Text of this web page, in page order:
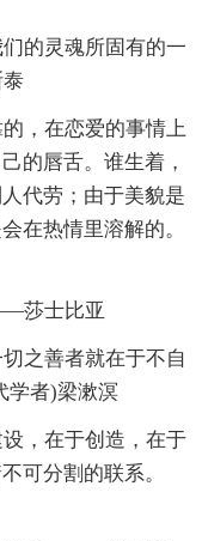
的灵魂所固有的一
，在恋爱的事情上
的唇舌。谁生着，
代劳；由于美貌是
在热情里溶解的。
莎士比亚
之善者就在于不自
学者)梁漱溟
，在于创造，在于
可分割的联系。